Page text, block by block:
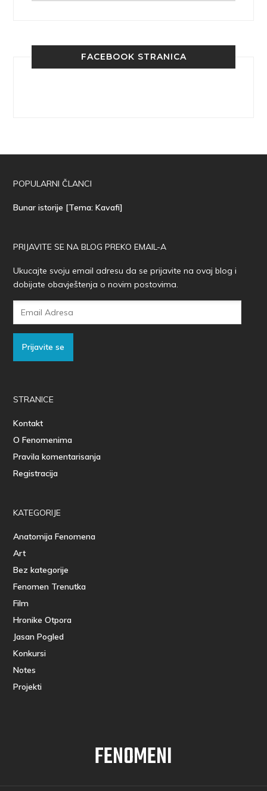
FACEBOOK STRANICA
POPULARNI ČLANCI
Bunar istorije [Tema: Kavafi]
PRIJAVITE SE NA BLOG PREKO EMAIL-A
Ukucajte svoju email adresu da se prijavite na ovaj blog i
dobijate obavještenja o novim postovima.
Prijavite se
STRANICE
Kontakt
O Fenomenima
Pravila komentarisanja
Registracija
KATEGORIJE
Anatomija Fenomena
Art
Bez kategorije
Fenomen Trenutka
Film
Hronike Otpora
Jasan Pogled
Konkursi
Notes
Projekti
FENOMENI